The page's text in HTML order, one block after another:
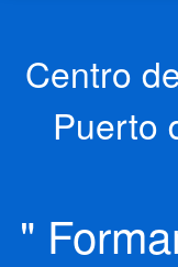
Centro
Puerto
"